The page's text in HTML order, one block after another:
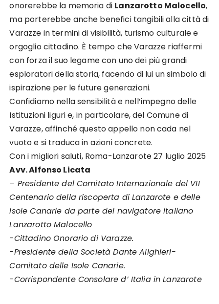
onorerebbe la memoria di Lanzarotto Malocello,
ma porterebbe anche benefici tangibili alla città di
Varazze in termini di visibilità, turismo culturale e
orgoglio cittadino. È tempo che Varazze riaffermi
con forza il suo legame con uno dei più grandi
esploratori della storia, facendo di lui un simbolo di
ispirazione per le future generazioni.
Confidiamo nella sensibilità e nell’impegno delle
Istituzioni liguri e, in particolare, del Comune di
Varazze, affinché questo appello non cada nel
vuoto e si traduca in azioni concrete.
Con i migliori saluti, Roma-Lanzarote 27 luglio 2025
Avv. Alfonso Licata
– Presidente del Comitato Internazionale del VII
Centenario della riscoperta di Lanzarote e delle
Isole Canarie da parte del navigatore italiano
Lanzarotto Malocello
-Cittadino Onorario di Varazze.
-Presidente della Società Dante Alighieri-
Comitato delle Isole Canarie.
-Corrispondente Consolare d’ Italia in Lanzarote